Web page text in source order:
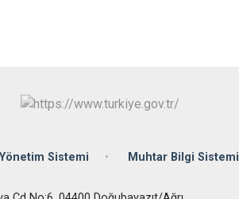
Tutak
Sistemi Muhtar Bilgi Sistemi